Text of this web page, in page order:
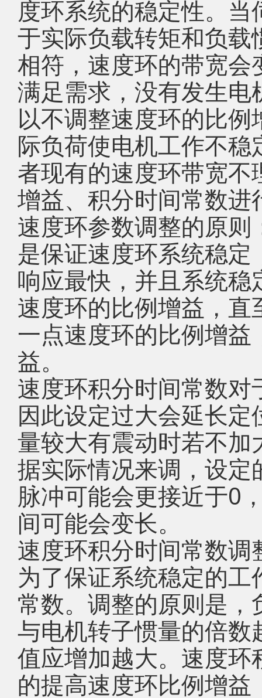
度环系统的稳定性。
于实际负载转矩和负
相符，速度环的带宽
满足需求，没有发生
以不调整速度环的比
际负荷使电机工作不
者现有的速度环带宽
增益、积分时间常数进
速度环参数调整的原则
是保证速度环系统稳
响应最快，并且系统
速度环的比例增益，
一点速度环的比例增
益。
速度环积分时间常数
因此设定过大会延长
量较大有震动时若不
据实际情况来调，设
脉冲可能会更接近于0
间可能会变长。
速度环积分时间常数调
为了保证系统稳定的
常数。调整的原则是
与电机转子惯量的倍
值应增加越大。速度
的提高速度环比例增